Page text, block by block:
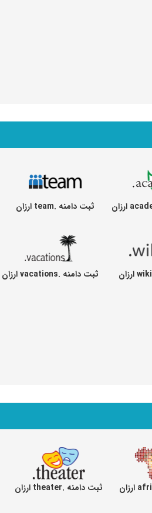
ثبت دامنه .team ارزان
ثبت دامنه .vacations ارزان
ثبت دامنه .theater ارزان